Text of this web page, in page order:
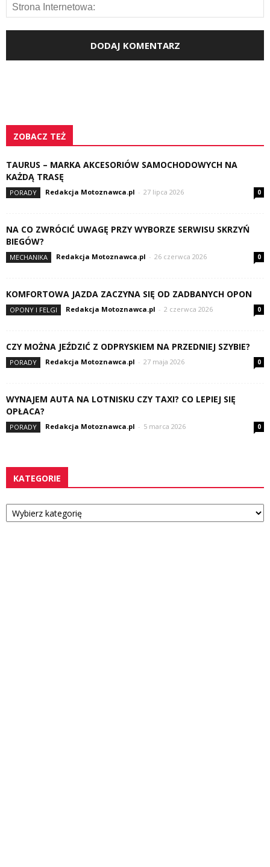
ZOBACZ TEŻ
TAURUS – MARKA AKCESORIÓW SAMOCHODOWYCH NA
KAŻDĄ TRASĘ
PORADY Redakcja Motoznawca.pl - 27 lipca 2026 0
NA CO ZWRÓCIĆ UWAGĘ PRZY WYBORZE SERWISU SKRZYŃ
BIEGÓW?
MECHANIKA Redakcja Motoznawca.pl - 26 czerwca 2026 0
KOMFORTOWA JAZDA ZACZYNA SIĘ OD ZADBANYCH OPON
OPONY I FELGI Redakcja Motoznawca.pl - 2 czerwca 2026 0
CZY MOŻNA JEŹDZIĆ Z ODPRYSKIEM NA PRZEDNIEJ SZYBIE?
PORADY Redakcja Motoznawca.pl - 27 maja 2026 0
WYNAJEM AUTA NA LOTNISKU CZY TAXI? CO LEPIEJ SIĘ
OPŁACA?
PORADY Redakcja Motoznawca.pl - 5 marca 2026 0
KATEGORIE
Kategorie